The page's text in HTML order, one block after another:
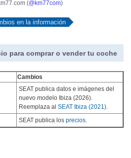
(@km77com)
en la información
para comprar o vender tu coche
Cambios
SEAT publica datos e imágenes del
nuevo modelo Ibiza (2026).
Reemplaza al SEAT Ibiza (2021).
SEAT publica los precios.